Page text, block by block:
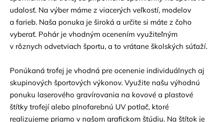
udalosť. Na výber máme z viacerých veľkostí, modelov
a farieb. Naša ponuka je široká a určite si máte z čoho
vyberať. Pohár je vhodným ocenením využiteľným
v rôznych odvetviach športu, a to vrátane školských súťaží.
Ponúkaná trofej je vhodná pre ocenenie individuálnych aj
skupinových športových výkonov. Využite našu výhodnú
ponuku laserového gravírovania na kovové a plastové
štítky trofejí alebo plnofarebnú UV potlač, ktoré
realizujeme priamo v našom grafickom štúdiu. Na štítok je